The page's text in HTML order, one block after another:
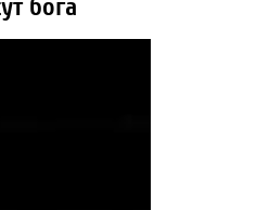
бога